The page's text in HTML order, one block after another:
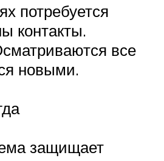
потребуется
контакты.
все
новыми.
защищает